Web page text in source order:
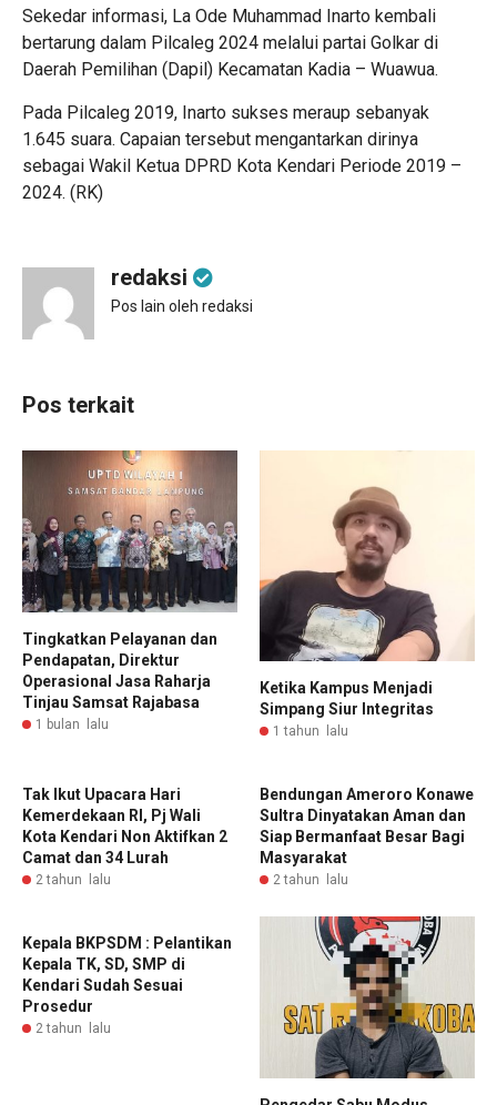
Sekedar informasi, La Ode Muhammad Inarto kembali
bertarung dalam Pilcaleg 2024 melalui partai Golkar di
Daerah Pemilihan (Dapil) Kecamatan Kadia – Wuawua.
Pada Pilcaleg 2019, Inarto sukses meraup sebanyak
1.645 suara. Capaian tersebut mengantarkan dirinya
sebagai Wakil Ketua DPRD Kota Kendari Periode 2019 –
2024. (RK)
redaksi
Pos lain oleh redaksi
Pos terkait
Tingkatkan Pelayanan dan
Pendapatan, Direktur
Operasional Jasa Raharja
Tinjau Samsat Rajabasa
1 bulan lalu
Ketika Kampus Menjadi
Simpang Siur Integritas
1 tahun lalu
Tak Ikut Upacara Hari
Kemerdekaan RI, Pj Wali
Kota Kendari Non Aktifkan 2
Camat dan 34 Lurah
2 tahun lalu
Bendungan Ameroro Konawe
Sultra Dinyatakan Aman dan
Siap Bermanfaat Besar Bagi
Masyarakat
2 tahun lalu
Kepala BKPSDM : Pelantikan
Kepala TK, SD, SMP di
Kendari Sudah Sesuai
Prosedur
2 tahun lalu